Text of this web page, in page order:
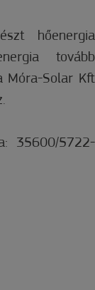
hőenergia
tovább
Móra-Solar Kft
35600/5722-